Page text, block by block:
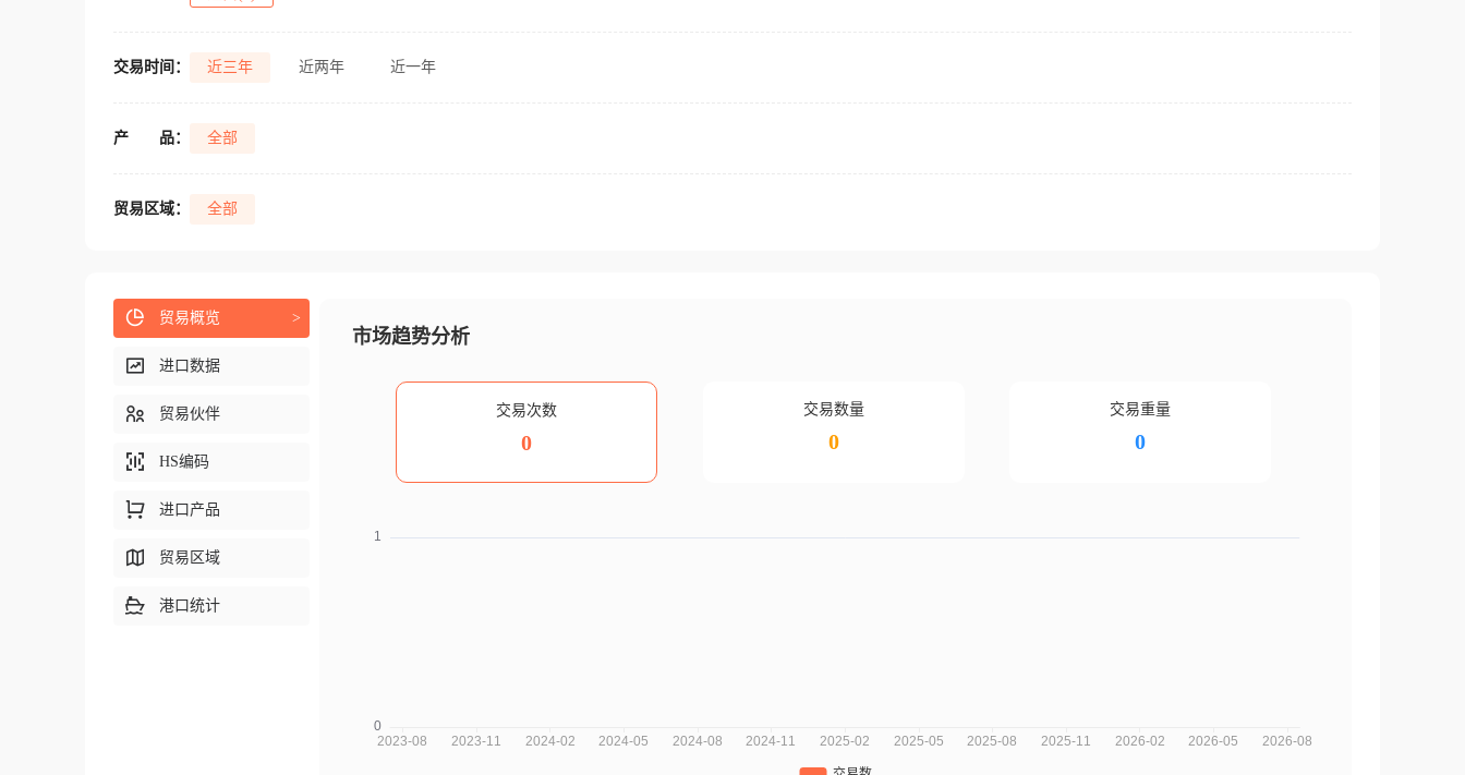
交易时间： 近三年 近两年 近一年
产 品： 全部
贸易区域： 全部
市场趋势分析
交易次数
0
交易数量
0
交易重量
0
贸易概览 >
进口数据
贸易伙伴
HS编码
进口产品
贸易区域
港口统计